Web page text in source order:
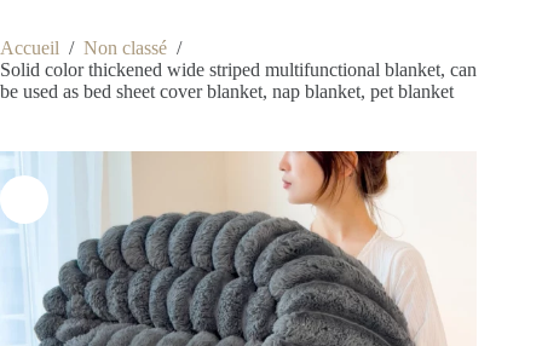
Accueil / Non classé /
Solid color thickened wide striped multifunctional blanket, can
be used as bed sheet cover blanket, nap blanket, pet blanket